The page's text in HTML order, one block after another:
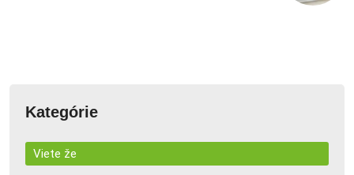
Kategórie
Viete že